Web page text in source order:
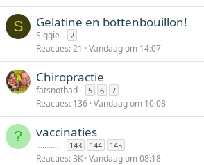
S Gelatine en bottenbouillon!
Siggie 2
Reacties 21 Vandaag om 14:07
Chiropractie
fatsnotbad 5 6 7
Reacties 136 Vandaag om 10:08
? vaccinaties
........... 143 144 145
Reacties 3K Vandaag om 08:18